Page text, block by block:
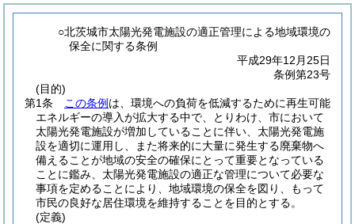
○北茨城市太陽光発電施設の適正管理による地域環境の
保全に関する条例
平成29年12月25日
条例第23号
(目的)
第1条
この条例 は、環境への負荷を低減するために再生可能
エネルギーの導入が拡大する中で、とりわけ、市において
太陽光発電施設が増加していることに伴い、太陽光発電施
設を適切に運用し、また将来的に大量に発生する廃棄物へ
備えることが地域の安全の確保にとって重要となっている
ことに鑑み、太陽光発電施設の適正な管理について必要な
事項を定めることにより、地域環境の保全を図り、もって
市民の良好な居住環境を維持することを目的とする。
(定義)